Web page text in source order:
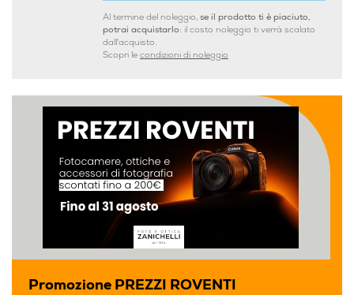
Al termine del noleggio, se il prodotto ti è piaciuto,
potrai acquistarlo: il costo noleggio ti verrà scalato
dall'acquisto.
Scopri le condizioni di noleggio
Promozione PREZZI ROVENTI